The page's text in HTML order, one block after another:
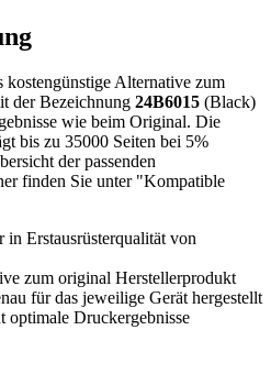
Alternative zum
der Bezeichnung 24B6015 (Black)
wie beim Original. Die
bis zu 35000 Seiten bei 5%
der passenden
finden Sie unter "Kompatible
in Erstausrüsterqualität von
zum original Herstellerprodukt
für das jeweilige Gerät hergestellt
optimale Druckergebnisse